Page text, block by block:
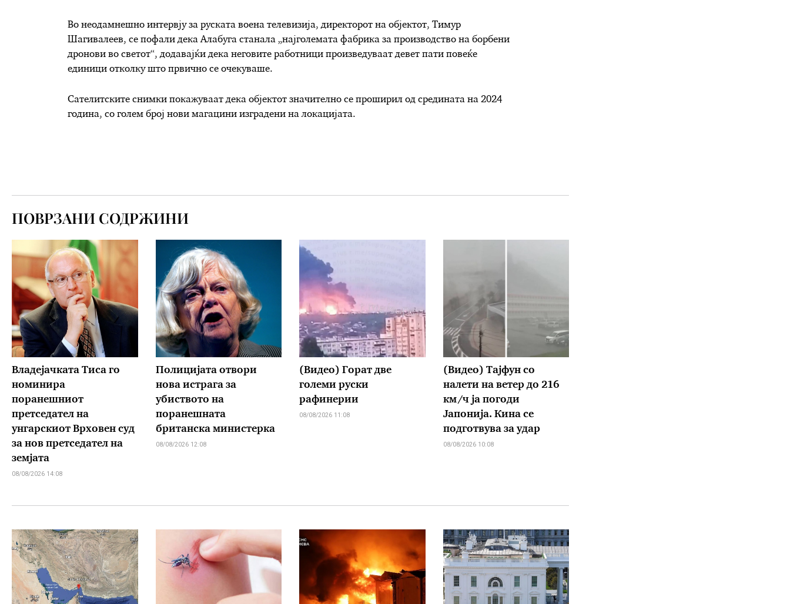
Во неодамнешно интервју за руската воена телевизија, директорот на објектот, Тимур
Шагивалеев, се пофали дека Алабуга станала „најголемата фабрика за производство на борбени
дронови во светот“, додавајќи дека неговите работници произведуваат девет пати повеќе
единици отколку што првично се очекуваше.
Сателитските снимки покажуваат дека објектот значително се проширил од средината на 2024
година, со голем број нови магацини изградени на локацијата.
ПОВРЗАНИ СОДРЖИНИ
Владејачката Тиса го
номинира
поранешниот
претседател на
унгарскиот Врховен суд
за нов претседател на
земјата
08/08/2026 14:08
Полицијата отвори
нова истрага за
убиството на
поранешната
британска министерка
08/08/2026 12:08
(Видео) Горат две
големи руски
рафинерии
08/08/2026 11:08
(Видео) Тајфун со
налети на ветер до 216
км/ч ја погоди
Јапонија. Кина се
подготвува за удар
08/08/2026 10:08